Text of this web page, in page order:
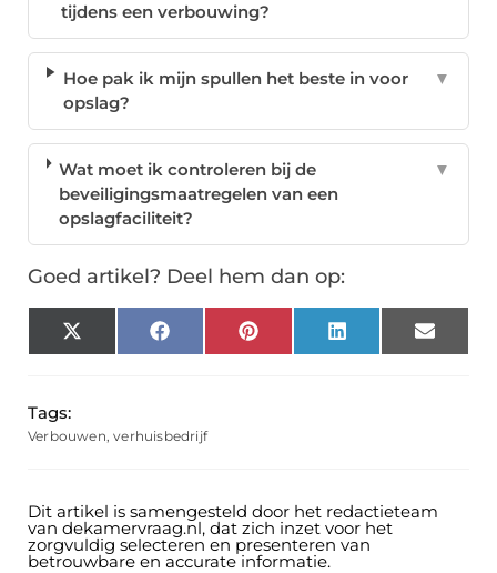
tijdens een verbouwing?
Hoe pak ik mijn spullen het beste in voor
opslag?
▼
Wat moet ik controleren bij de
beveiligingsmaatregelen van een
opslagfaciliteit?
▼
Goed artikel? Deel hem dan op:
X
(Twitter)
FacebookPinterest LinkedIn Email
Tags:
Verbouwen,verhuisbedrijf
Dit artikel is samengesteld door het redactieteam
van dekamervraag.nl, dat zich inzet voor het
zorgvuldig selecteren en presenteren van
betrouwbare en accurate informatie.